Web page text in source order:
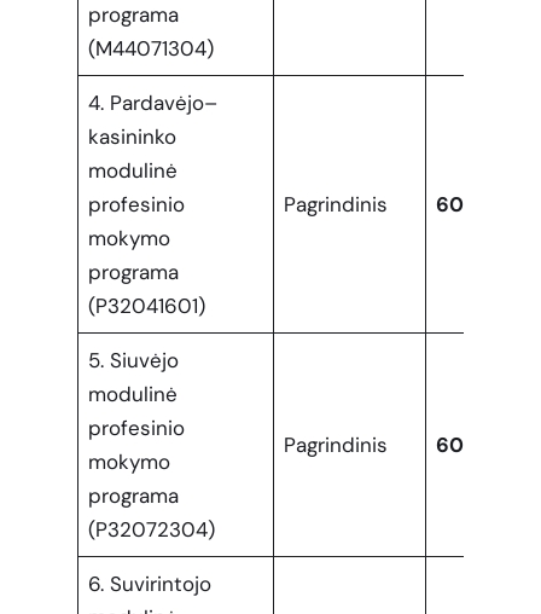
programa
(M44071304)
4. Pardavėjo–
kasininko
modulinė
profesinio
mokymo
programa
(P32041601)
Pagrindinis 60
5. Siuvėjo
modulinė
profesinio
mokymo
programa
(P32072304)
Pagrindinis 60
6. Suvirintojo